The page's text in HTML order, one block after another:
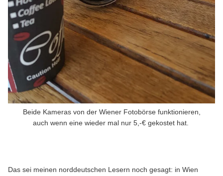
Beide Kameras von der Wiener Fotobörse funktionieren,
auch wenn eine wieder mal nur 5,-€ gekostet hat.
Das sei meinen norddeutschen Lesern noch gesagt: in Wien